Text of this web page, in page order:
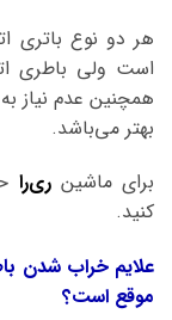
هر دو نوع باتری
است ولی باطری
همچنین عدم نیاز
بهتر می‌باشد.
برای ماشین ری‌را
کنید.
علایم خراب شدن
موقع است؟